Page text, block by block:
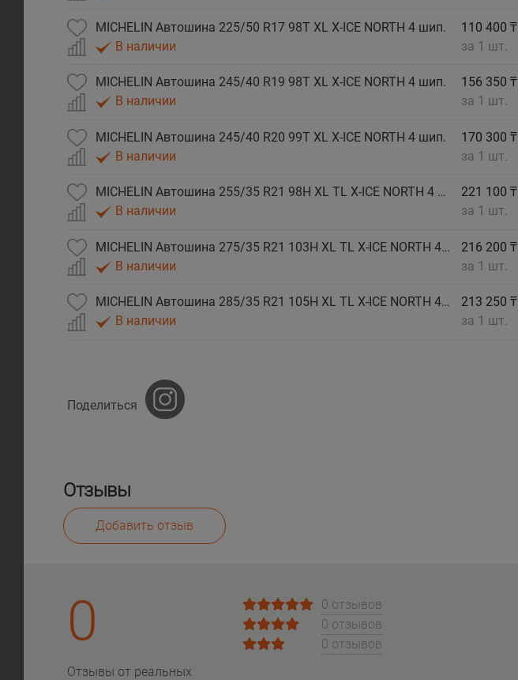
MICHELIN Автошина 225/50 R17 98T XL X-ICE NORTH 4 шип.
В наличии
110 400 ₸
за 1 шт.
MICHELIN Автошина 245/40 R19 98T XL X-ICE NORTH 4 шип.
В наличии
156 350 ₸
за 1 шт.
MICHELIN Автошина 245/40 R20 99T XL X-ICE NORTH 4 шип.
В наличии
170 300 ₸
за 1 шт.
MICHELIN Автошина 255/35 R21 98H XL TL X-ICE NORTH 4 шип.
В наличии
221 100 ₸
за 1 шт.
MICHELIN Автошина 275/35 R21 103H XL TL X-ICE NORTH 4 шип.
В наличии
216 200 ₸
за 1 шт.
MICHELIN Автошина 285/35 R21 105H XL TL X-ICE NORTH 4 шип.
В наличии
213 250 ₸
за 1 шт.
Поделиться
Отзывы
Добавить отзыв
0
Отзывы от реальных
0 отзывов
0 отзывов
0 отзывов